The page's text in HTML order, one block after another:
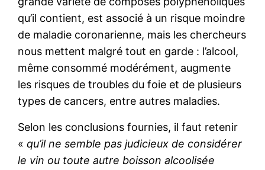
qu’il contient, est associé à un risque moindre
de maladie coronarienne, mais les chercheurs
nous mettent malgré tout en garde : l’alcool,
même consommé modérément, augmente
les risques de troubles du foie et de plusieurs
types de cancers, entre autres maladies.
Selon les conclusions fournies, il faut retenir
«qu’il ne semble pas judicieux de considérer
le vin ou toute autre boisson alcoolisée